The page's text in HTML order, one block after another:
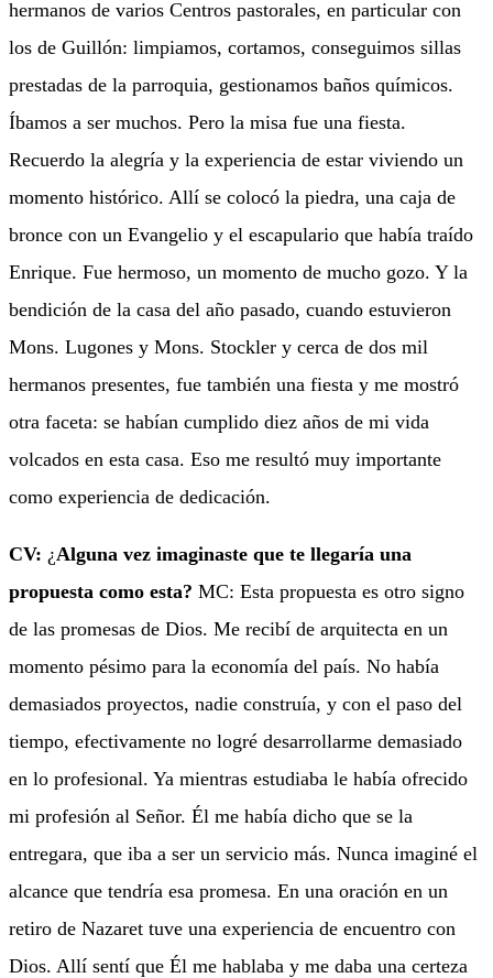
hermanos de varios Centros pastorales, en particular con
los de Guillón: limpiamos, cortamos, conseguimos sillas
prestadas de la parroquia, gestionamos baños químicos.
Íbamos a ser muchos. Pero la misa fue una fiesta.
Recuerdo la alegría y la experiencia de estar viviendo un
momento histórico. Allí se colocó la piedra, una caja de
bronce con un Evangelio y el escapulario que había traído
Enrique. Fue hermoso, un momento de mucho gozo. Y la
bendición de la casa del año pasado, cuando estuvieron
Mons. Lugones y Mons. Stockler y cerca de dos mil
hermanos presentes, fue también una fiesta y me mostró
otra faceta: se habían cumplido diez años de mi vida
volcados en esta casa. Eso me resultó muy importante
como experiencia de dedicación.
CV: ¿Alguna vez imaginaste que te llegaría una
propuesta como esta? MC: Esta propuesta es otro signo
de las promesas de Dios. Me recibí de arquitecta en un
momento pésimo para la economía del país. No había
demasiados proyectos, nadie construía, y con el paso del
tiempo, efectivamente no logré desarrollarme demasiado
en lo profesional. Ya mientras estudiaba le había ofrecido
mi profesión al Señor. Él me había dicho que se la
entregara, que iba a ser un servicio más. Nunca imaginé el
alcance que tendría esa promesa. En una oración en un
retiro de Nazaret tuve una experiencia de encuentro con
Dios. Allí sentí que Él me hablaba y me daba una certeza